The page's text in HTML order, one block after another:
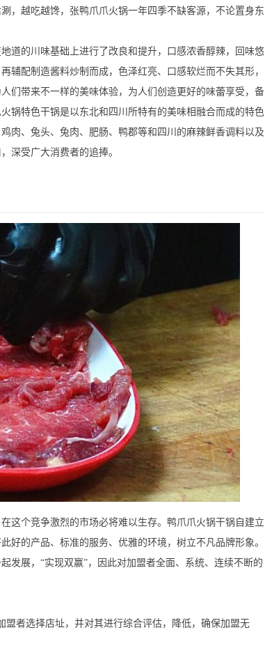
，越吃越馋，张鸭爪爪火锅一年四季不缺客源，不论置身东
的川味基础上进行了改良和提升，口感浓香醇辣，回味悠
辅配制造酱料炒制而成，色泽红亮、口感软烂而不失其形，
们带来不一样的美味体验，为人们创造更好的味蕾享受，备
锅特色干锅是以东北和四川所特有的美味相融合而成的特色
肉、兔头、兔肉、肥肠、鸭郡等和四川的麻辣鲜香调料以及
深受广大消费者的追捧。
个竞争激烈的市场必将难以生存。鸭爪爪火锅干锅自建立
好的产品、标准的服务、优雅的环境，树立不凡品牌形象。
发展，“实现双赢”，因此对加盟者全面、系统、连续不断的
者选择店址，并对其进行综合评估，降低，确保加盟无